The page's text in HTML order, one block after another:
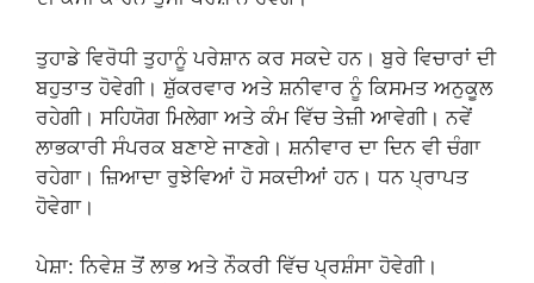
ਤੁਹਾਡੇ ਵਿਰੋਧੀ ਤੁਹਾਨੂੰ ਪਰੇਸ਼ਾਨ ਕਰ ਸਕਦੇ ਹਨ। ਬੁਰੇ ਵਿਚਾਰਾਂ ਦੀ
ਬਹੁਤਾਤ ਹੋਵੇਗੀ। ਸ਼ੁੱਕਰਵਾਰ ਅਤੇ ਸ਼ਨੀਵਾਰ ਨੂੰ ਕਿਸਮਤ ਅਨੁਕੂਲ
ਰਹੇਗੀ। ਸਹਿਯੋਗ ਮਿਲੇਗਾ ਅਤੇ ਕੰਮ ਵਿੱਚ ਤੇਜ਼ੀ ਆਵੇਗੀ। ਨਵੇਂ
ਲਾਭਕਾਰੀ ਸੰਪਰਕ ਬਣਾਏ ਜਾਣਗੇ। ਸ਼ਨੀਵਾਰ ਦਾ ਦਿਨ ਵੀ ਚੰਗਾ
ਰਹੇਗਾ। ਜ਼ਿਆਦਾ ਰੁਝੇਵਿਆਂ ਹੋ ਸਕਦੀਆਂ ਹਨ। ਧਨ ਪ੍ਰਾਪਤ
ਹੋਵੇਗਾ।
ਪੇਸ਼ਾ: ਨਿਵੇਸ਼ ਤੋਂ ਲਾਭ ਅਤੇ ਨੌਕਰੀ ਵਿੱਚ ਪ੍ਰਸ਼ੰਸਾ ਹੋਵੇਗੀ।